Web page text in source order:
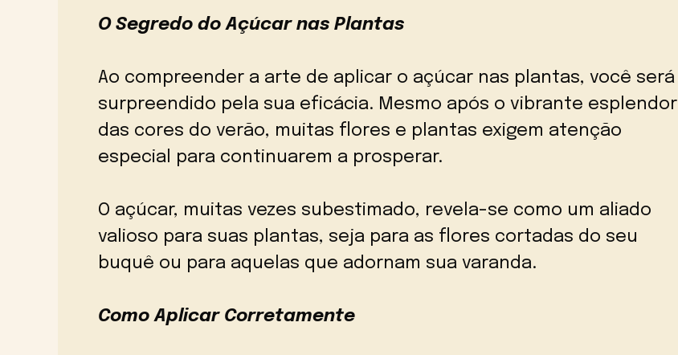
O Segredo do Açúcar nas Plantas
Ao compreender a arte de aplicar o açúcar nas plantas, você será
surpreendido pela sua eficácia. Mesmo após o vibrante esplendor
das cores do verão, muitas flores e plantas exigem atenção
especial para continuarem a prosperar.
O açúcar, muitas vezes subestimado, revela-se como um aliado
valioso para suas plantas, seja para as flores cortadas do seu
buquê ou para aquelas que adornam sua varanda.
Como Aplicar Corretamente